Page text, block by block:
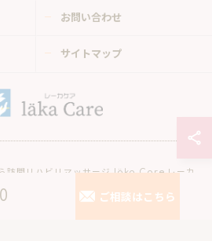
ご相談はこちら
お問い合わせ
サイトマップ
訪問リハビリマッサージ läka Care レーカ
RIGHTS RESERVED.